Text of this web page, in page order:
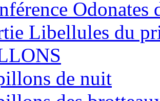
Libellules du
de nuit